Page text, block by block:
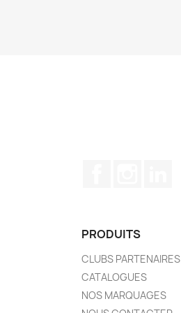
PRODUITS
CLUBS PARTENAIRES
CATALOGUES
NOS MARQUAGES